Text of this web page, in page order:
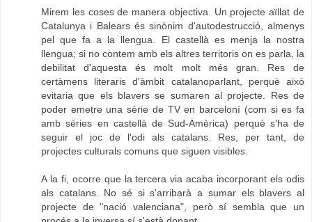
Mirem les coses de manera objectiva. Un projecte aïllat de
Catalunya i Balears és sinònim d'autodestrucció, almenys
pel que fa a la llengua. El castellà es menja la nostra
llengua; si no contem amb els altres territoris on es parla, la
debilitat d'aquesta és molt molt més gran. Res de
certàmens literaris d'àmbit catalanoparlant, perquè això
evitaria que els blavers se sumaren al projecte. Res de
poder emetre una sèrie de TV en barceloní (com si es fa
amb sèries en castellà de Sud-Amèrica) perquè s'ha de
seguir el joc de l'odi als catalans. Res, per tant, de
projectes culturals comuns que siguen visibles.
A la fi, ocorre que la tercera via acaba incorporant els odis
als catalans. No sé si s'arribarà a sumar els blavers al
projecte de "nació valenciana", però sí sembla que un